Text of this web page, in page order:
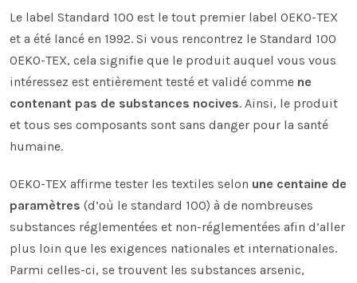
Le label Standard 100 est le tout premier label OEKO-TEX
et a été lancé en 1992. Si vous rencontrez le Standard 100
OEKO-TEX, cela signifie que le produit auquel vous vous
intéressez est entièrement testé et validé comme ne
contenant pas de substances nocives. Ainsi, le produit
et tous ses composants sont sans danger pour la santé
humaine.
OEKO-TEX affirme tester les textiles selon une centaine de
paramètres (d’où le standard 100) à de nombreuses
substances réglementées et non-réglementées afin d’aller
plus loin que les exigences nationales et internationales.
Parmi celles-ci, se trouvent les substances arsenic,